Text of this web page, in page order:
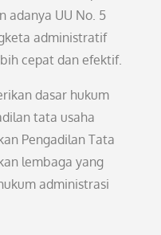
adanya UU No. 5
administratif
cepat dan efektif.
dasar hukum
tata usaha
Pengadilan Tata
lembaga yang
administrasi